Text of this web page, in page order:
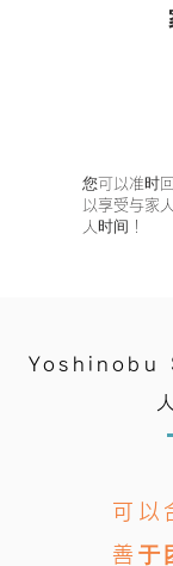
您可以准时
以享受与家
人时间！
Yoshinobu
可以
善于